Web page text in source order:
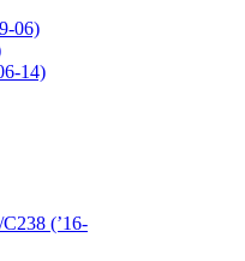
06)
14)
(’16-